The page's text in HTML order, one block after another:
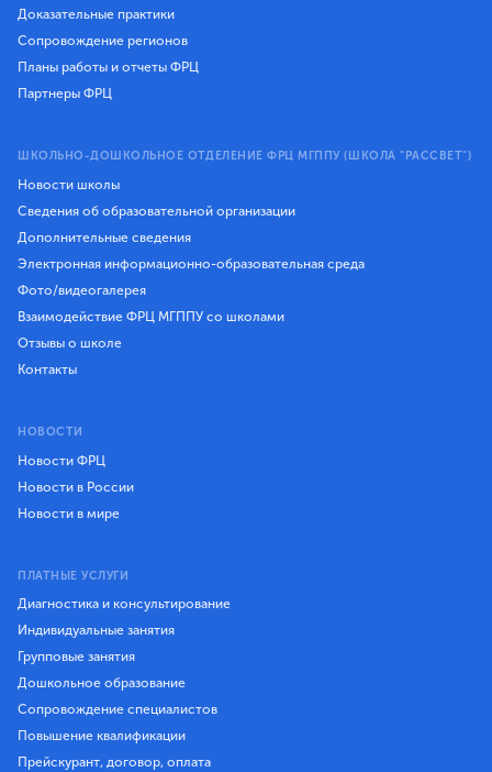
Доказательные практики
Сопровождение регионов
Планы работы и отчеты ФРЦ
Партнеры ФРЦ
ШКОЛЬНО-ДОШКОЛЬНОЕ ОТДЕЛЕНИЕ ФРЦ МГППУ (ШКОЛА "РАССВЕТ")
Новости школы
Сведения об образовательной организации
Дополнительные сведения
Электронная информационно-образовательная среда
Фото/видеогалерея
Взаимодействие ФРЦ МГППУ со школами
Отзывы о школе
Контакты
НОВОСТИ
Новости ФРЦ
Новости в России
Новости в мире
ПЛАТНЫЕ УСЛУГИ
Диагностика и консультирование
Индивидуальные занятия
Групповые занятия
Дошкольное образование
Сопровождение специалистов
Повышение квалификации
Прейскурант, договор, оплата